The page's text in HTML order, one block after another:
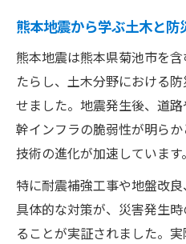
熊本地震から学ぶ土木と防
熊本地震は熊本県菊池市を
たらし、土木分野における
せました。地震発生後、道
幹インフラの脆弱性が明ら
技術の進化が加速しています。
特に耐震補強工事や地盤改
具体的な対策が、災害発生
ることが実証されました。